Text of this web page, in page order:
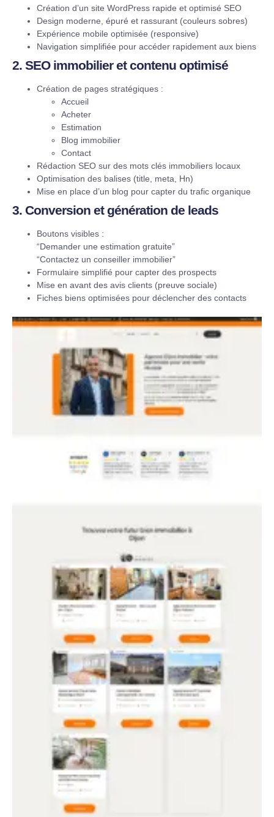
Création d’un site WordPress rapide et optimisé SEO
Design moderne, épuré et rassurant (couleurs sobres)
Expérience mobile optimisée (responsive)
Navigation simplifiée pour accéder rapidement aux biens
2. SEO immobilier et contenu optimisé
Création de pages stratégiques :
Accueil
Acheter
Estimation
Blog immobilier
Contact
Rédaction SEO sur des mots clés immobiliers locaux
Optimisation des balises (title, meta, Hn)
Mise en place d’un blog pour capter du trafic organique
3. Conversion et génération de leads
Boutons visibles :
“Demander une estimation gratuite”
“Contactez un conseiller immobilier”
Formulaire simplifié pour capter des prospects
Mise en avant des avis clients (preuve sociale)
Fiches biens optimisées pour déclencher des contacts